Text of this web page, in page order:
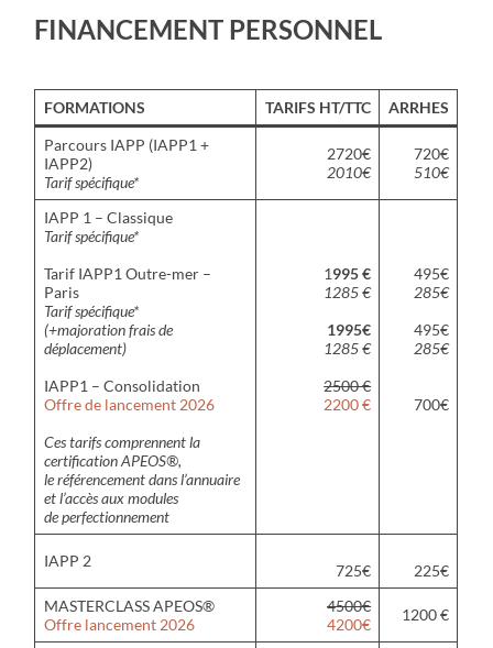
FINANCEMENT PERSONNEL
FORMATIONS TARIFS HT/TTC
ARRHES
Parcours IAPP (IAPP1 +
IAPP2)
Tarif spécifique*
2720€
2010€
720€
510€
IAPP 1 – Classique
Tarif spécifique*
Tarif IAPP1 Outre-mer –
Paris
Tarif spécifique*
(+majoration frais de
déplacement)
IAPP1 – Consolidation
Offre de lancement 2026
Ces tarifs comprennent la
certification APEOS®,
le référencement dans l’annuaire
et l’accès aux modules
de perfectionnement
1995 €
1285 €
1995€
1285 €
2500 €
2200 €
495€
285€
495€
285€
700€
IAPP 2
725€
225€
MASTERCLASS APEOS®
Offre lancement 2026
4500€
4200€
1200 €